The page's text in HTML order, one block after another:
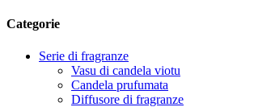
Categorie
Serie di fragranze
Vasu di candela viotu
Candela prufumata
Diffusore di fragranze